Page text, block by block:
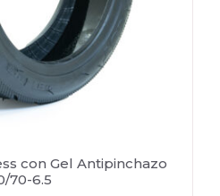
con Gel Antipinchazo
70-6.5